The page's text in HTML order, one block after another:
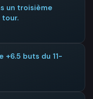
un troisième
+6.5 buts du 11-